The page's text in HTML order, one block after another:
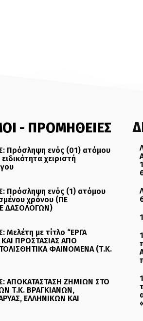
- ΠΡΟΜΗΘΕΙΕΣ
Πρόσληψη ενός (01) ατόμου
χειριστή
Πρόσληψη ενός (1) ατόμου
χρόνου (ΠΕ
ΔΑΣΟΛΟΓΩΝ)
με τίτλο “ΕΡΓΑ
ΠΡΟΣΤΑΣΙΑΣ ΑΠΟ
ΦΑΙΝΟΜΕΝΑ (Τ.Κ.
ΑΠΟΚΑΤΑΣΤΑΣΗ ΖΗΜΙΩΝ ΣΤΟ
Τ.Κ. ΒΡΑΓΚΙΑΝΩΝ,
ΕΛΛΗΝΙΚΩΝ ΚΑΙ